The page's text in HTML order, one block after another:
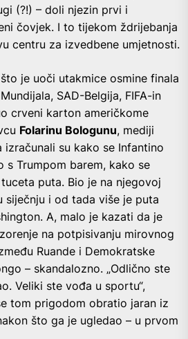
(?!) – doli njezin prvi i
čovjek. I to tijekom ždrijebanja
centru za izvedbene umjetnosti.
je uoči utakmice osmine finala
SAD-Belgija, FIFA-in
crveni karton američkome
Folarinu Bologunu, mediji
izračunali su kako se Infantino
s Trumpom barem, kako se
puta. Bio je na njegovoj
siječnju i od tada više je puta
A, malo je kazati da je
na potpisivanju mirovnog
Ruande i Demokratske
– skandalozno. „Odlično ste
Veliki ste vođa u sportu“,
tom prigodom obratio jaran iz
što ga je ugledao – u prvom